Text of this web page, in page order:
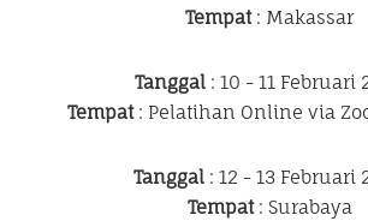
Tempat: Makassar
Tanggal: 10 - 11 Februari
Tempat: Pelatihan Online via
Tanggal : 12 - 13 Februari
Tempat: Surabaya